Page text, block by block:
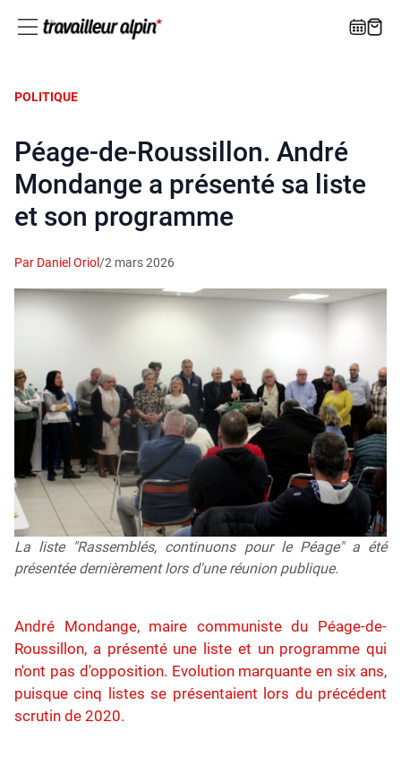
POLITIQUE
Péage-de-Roussillon. André
Mondange a présenté sa liste
et son programme
Par Daniel Oriol /2 mars 2026
La liste "Rassemblés, continuons pour le Péage" a été
présentée dernièrement lors d'une réunion publique.
André Mondange, maire communiste du Péage-de-
Roussillon, a présenté une liste et un programme qui
n'ont pas d'opposition. Evolution marquante en six ans,
puisque cinq listes se présentaient lors du précédent
scrutin de 2020.